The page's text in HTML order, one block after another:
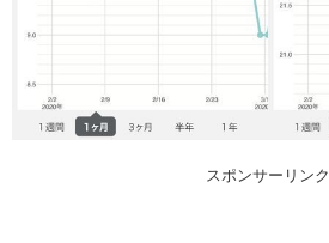
スポンサーリンク